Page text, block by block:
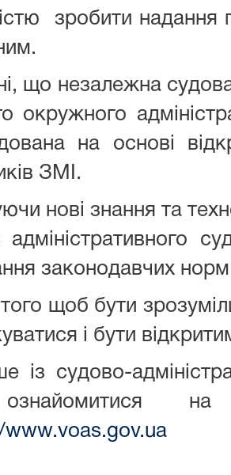
зробити надання
що незалежна
окружного
на основі
ЗМІ.
нові знання та
адміністративного
законодавчих норм
щоб бути
і бути
із судово-
на
www.voas.gov.ua